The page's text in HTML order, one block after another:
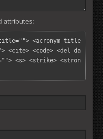
attributes:
<acronym title
<cite> <code> <del da
<s> <strike> <stron